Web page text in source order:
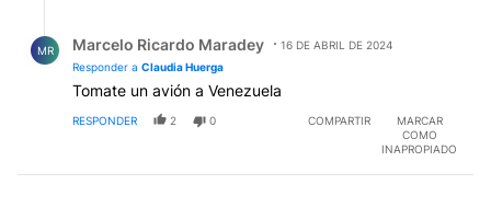
MR Marcelo Ricardo Maradey
16 DE ABRIL DE 2024
Responder a Claudia Huerga
Tomate un avión a Venezuela
RESPONDER 2 0 COMPARTIR
MARCAR
COMO
INAPROPIADO